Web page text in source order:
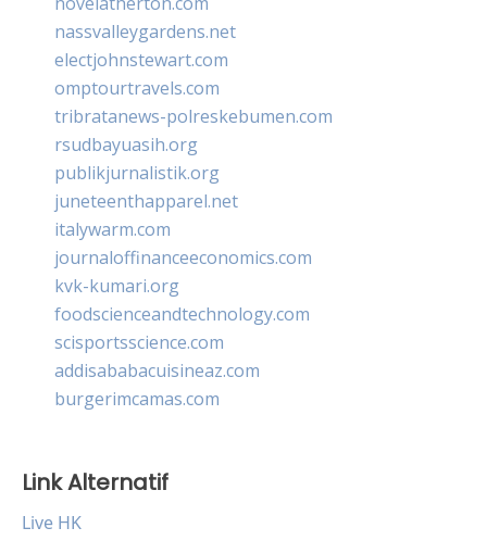
nassvalleygardens.net
electjohnstewart.com
omptourtravels.com
tribratanews-polreskebumen.com
rsudbayuasih.org
publikjurnalistik.org
juneteenthapparel.net
italywarm.com
journaloffinanceeconomics.com
kvk-kumari.org
foodscienceandtechnology.com
scisportsscience.com
addisababacuisineaz.com
burgerimcamas.com
Link Alternatif
Live HK